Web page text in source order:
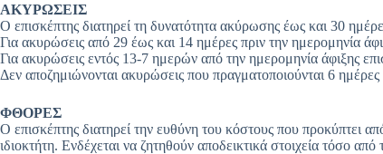
ΑΚΥΡΩΣΕΙΣ
Ο επισκέπτης διατηρεί τη δυνατότητα ακύρωσης έως και 30
Για ακυρώσεις από 29 έως και 14 ημέρες πριν την ημερομηνία
Για ακυρώσεις εντός 13-7 ημερών από την ημερομηνία άφιξης
Δεν αποζημιώνονται ακυρώσεις που πραγματοποιούνται 6
ΦΘΟΡΕΣ
Ο επισκέπτης διατηρεί την ευθύνη του κόστους που προκύπτει
ιδιοκτήτη. Ενδέχεται να ζητηθούν αποδεικτικά στοιχεία τόσο